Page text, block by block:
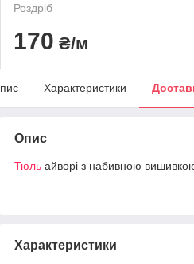
Роздріб
170 ₴/м
Характеристики
Опис
Тюль айворі з набивною
Характеристики